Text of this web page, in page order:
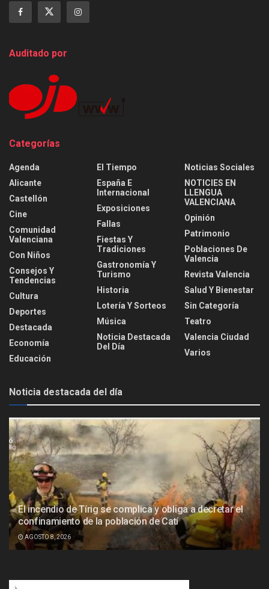
Auditado por
Categorías
Agenda
Alicante
Castellón
Cine
Comunidad
Valenciana
Con Niños
Consejos Y
Tendencias
Cultura
Deportes
Destacada
Economía
Educación
El Tiempo
España E
Internacional
Exposiciones
Fallas
Fiestas Y
Tradiciones
Gastronomía Y
Turismo
Historia
Lotería Y Sorteos
Música
Noticia Destacada
Del Día
Noticias Sociales
NOTICIES EN
LLENGUA
VALENCIANA
Opinión
Patrimonio
Poblaciones De
Valencia
Revista Valencia
Salud Y Bienestar
Sin Categoría
Teatro
Valencia Ciudad
Varios
Noticia destacada del día
El incendio de Tírig se complica y obliga a decretar el
confinamiento de la población de Catí
AGOSTO 8, 2026